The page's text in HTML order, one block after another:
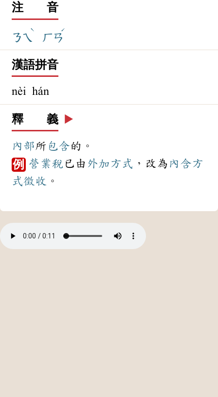
注 音
ㄋㄟ
ˋ
ㄏㄢ
ˊ
漢語拼音
nèi hán
釋 義 ▶️
內部所 包含的。
例 營業稅 已由 外加 方式 ，改為 內含方
式徵收 。